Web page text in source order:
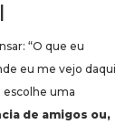
“O que eu
eu me vejo daqui
escolhe uma
de amigos ou,